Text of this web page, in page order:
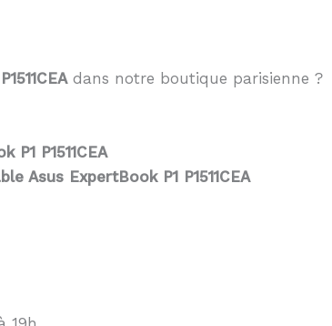
dans notre boutique parisienne ?
P1511CEA
Asus ExpertBook P1 P1511CEA